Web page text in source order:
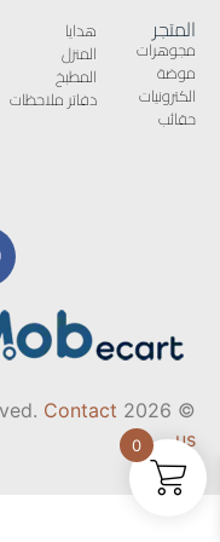
المتجر
مجوهرات
موضة
الكترونيات
حقائب
هدايا
المنزل
المطبخ
دفاتر ملاحظات
© 2026 Mobecart.com. All rights reserved.
Contact
us
0